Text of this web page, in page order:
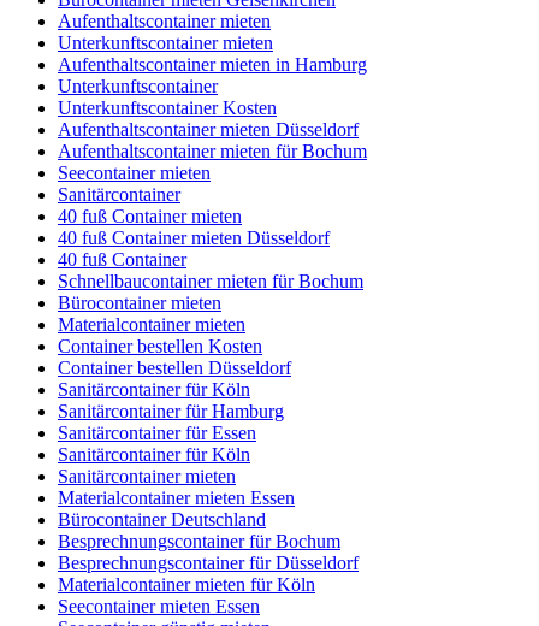
Aufenthaltscontainer mieten
Unterkunftscontainer mieten
Aufenthaltscontainer mieten in Hamburg
Unterkunftscontainer
Unterkunftscontainer Kosten
Aufenthaltscontainer mieten Düsseldorf
Aufenthaltscontainer mieten für Bochum
Seecontainer mieten
Sanitärcontainer
40 fuß Container mieten
40 fuß Container mieten Düsseldorf
40 fuß Container
Schnellbaucontainer mieten für Bochum
Bürocontainer mieten
Materialcontainer mieten
Container bestellen Kosten
Container bestellen Düsseldorf
Sanitärcontainer für Köln
Sanitärcontainer für Hamburg
Sanitärcontainer für Essen
Sanitärcontainer für Köln
Sanitärcontainer mieten
Materialcontainer mieten Essen
Bürocontainer Deutschland
Besprechnungscontainer für Bochum
Besprechnungscontainer für Düsseldorf
Materialcontainer mieten für Köln
Seecontainer mieten Essen